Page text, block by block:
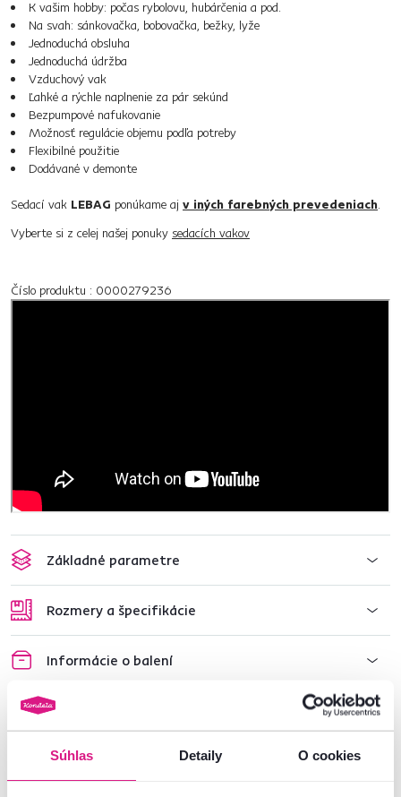
Súhlas Detaily O cookies
K vašim hobby: počas rybolovu, hubárčenia a pod.
Na svah: sánkovačka, bobovačka, bežky, lyže
Jednoduchá obsluha
Jednoduchá údržba
Vzduchový vak
Ľahké a rýchle naplnenie za pár sekúnd
Bezpumpové nafukovanie
Možnosť regulácie objemu podľa potreby
Flexibilné použitie
Dodávané v demonte
Sedací vak LEBAG ponúkame aj v iných farebných prevedeniach.
Vyberte si z celej našej ponuky sedacích vakov
Číslo produktu : 0000279236
Základné parametre
Rozmery a špecifikácie
Informácie o balení
Kontaktujte nás a my vám radi poradíme